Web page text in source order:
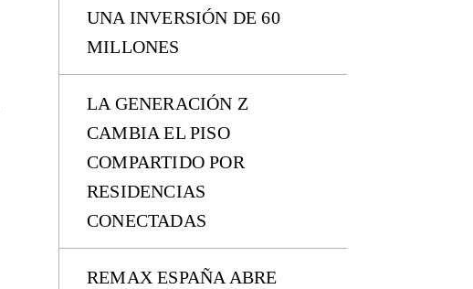
UNA INVERSIÓN DE 60
MILLONES
LA GENERACIÓN Z
CAMBIA EL PISO
COMPARTIDO POR
RESIDENCIAS
CONECTADAS
REMAX ESPAÑA ABRE